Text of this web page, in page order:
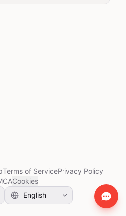
Terms of ServicePrivacy Policy
Cookies